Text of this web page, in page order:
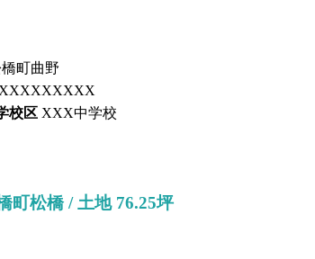
町曲野
校区 XXX中学校
町松橋 / 土地 76.25坪